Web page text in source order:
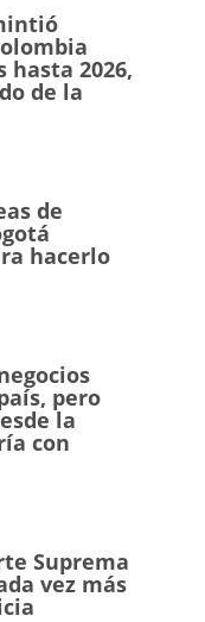
hasta 2026,
de la
de
hacerlo
pero
la
con
Suprema
vez más